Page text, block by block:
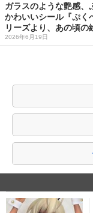
ガラスのような艶感、
かわいいシール『ぷく
リーズより、あの頃の
2026年6月19日